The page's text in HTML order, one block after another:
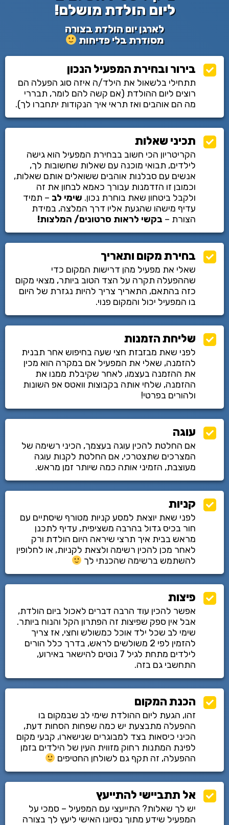
ליום הולדת מושלם!
לארגן יום הולדת בצורה
מסודרת בלי פדיחות
בירור ובחירת המפעיל הנכון
תתחילי בלשאול את הילד/ה איזה סוג הפעלה הם
רוצים ליום ההולדת (אם קשה להם לומר, תבררי
מה הם אוהבים ואז תראי איך הנקודות יתחברו לך).
תכיני שאלות
הקריטריון הכי חשוב בבחירת המפעיל הוא גישה
לילדים, תבואי מוכנה עם שאלות שחשובות לך,
אנשים עם סבלנות אוהבים ששואלים אותם שאלות,
וכמובן זו הזדמנות עבורך כאמא לבחון את זה
ולקבל ביטחון שאת בוחרת נכון. שימי לב – תמיד
עדיף מישהו שהגעת אליו דרך המלצה, במידת
הצורת – בקשי לראות סרטונים/ המלצות!
בחירת מקום ותאריך
שאלי את מפעיל מהן דרישות המקום כדי
שההפעלה תקרה על הצד הטוב ביותר, מצאי מקום
כזה בהתאם, התאריך צריך להיות נגזרת של היום
בו המפעיל יכול והמקום פנוי.
שליחת הזמנות
לפני שאת מבזבזת חצי שעה בחיפוש אחר תבנית
להזמנה, שאלי את המפעיל אם במקרה הוא מכין
את ההזמנה בעצמו, לאחר שקיבלת ממנו את
ההזמנה, שלחי אותה בקבוצות וואטס אפ השונות
ולהורים בפרטי!
עוגה
אם החלטת להכין עוגה בעצמך, הכיני רשימה של
המצרכים שתצטרכי, אם החלטת לקנות עוגה
מעוצבת, הזמיני אותה כמה שיותר זמן מראש.
קניות
לפני שאת יוצאת למסע קניות מטורף שיסתיים עם
חור בכיס גדול בהרבה משציפית, עדיף לתכנן
מראש בבית איך תרצי שיראה היום הולדת ורק
לאחר מכן להכין רשימה ולצאת לקניות, או לחלופין
להשתמש ברשימה שהכנתי לך
פיצות
אפשר להכין עוד הרבה דברים לאכול ביום הולדת,
אבל אין ספק שפיצות זה הפתרון הקל והנוח ביותר.
שימי לב שכל ילד אוכל כמשולש וחצי, אז צריך
להזמין לפי 2 משולשים לראש, בדרך כלל הורים
לילדים מתחת לגיל 7 נוטים להישאר באירוע,
התחשבי גם בזה.
הכנת המקום
זהו, הגעת ליום ההולדת שימי לב שבמקום בו
ההפעלה מתבצעת יש כמה שפחות הסחות דעת,
הכיני כיסאות בצד למבוגרים שנישארו, קבעי מקום
לפינת המתנות רחוק מזווית העין של הילדים בזמן
ההפעלה, זה תקף גם לשולחן החטיפים
אל תתביישי להתייעץ
יש לך שאלות? התייעצי עם המפעיל – סמכי על
המפעיל שידע מתוך נסיונו האישי ליעץ לך בצורה